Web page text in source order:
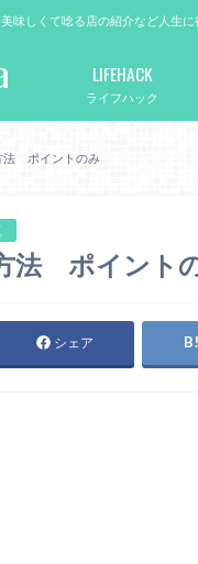
味しくて唸る店の紹介など人生に
ライフハック
LIFEHACK
法 ポイントのみ
法 ポイント
シェア